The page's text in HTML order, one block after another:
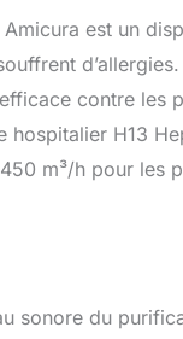
les personnes
【MODE
odeurs) et ajuste
couleur montre
capteur de
ininterrompu.
PAR
est un
contre les
hospitalier H13
m³/h pour les
sonore du